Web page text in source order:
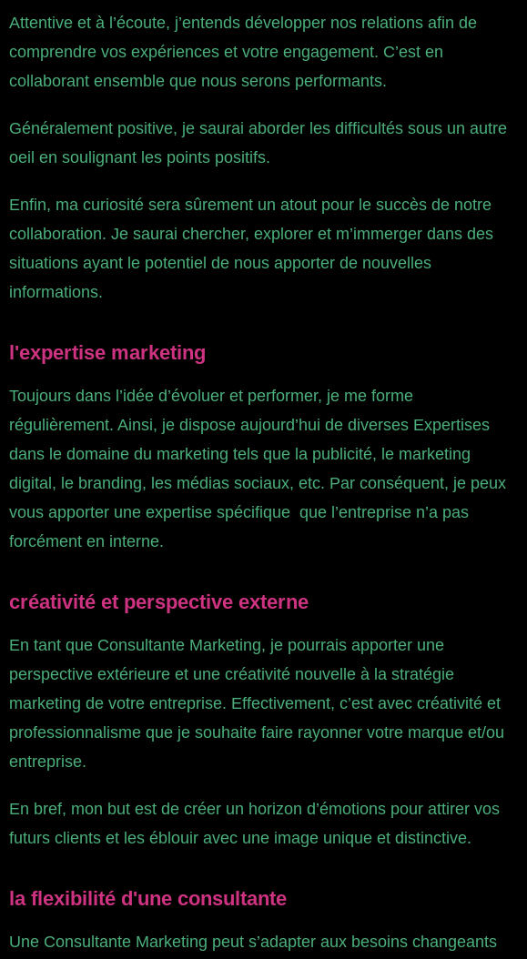
Attentive et à l’écoute, j’entends développer nos relations afin de
comprendre vos expériences et votre engagement. C’est en
collaborant ensemble que nous serons performants.
Généralement positive, je saurai aborder les difficultés sous un autre
oeil en soulignant les points positifs.
Enfin, ma curiosité sera sûrement un atout pour le succès de notre
collaboration. Je saurai chercher, explorer et m’immerger dans des
situations ayant le potentiel de nous apporter de nouvelles
informations.
l'expertise marketing
Toujours dans l’idée d’évoluer et performer, je me forme
régulièrement. Ainsi, je dispose aujourd’hui de diverses Expertises
dans le domaine du marketing tels que la publicité, le marketing
digital, le branding, les médias sociaux, etc. Par conséquent, je peux
vous apporter une expertise spécifique que l’entreprise n’a pas
forcément en interne.
créativité et perspective externe
En tant que Consultante Marketing, je pourrais apporter une
perspective extérieure et une créativité nouvelle à la stratégie
marketing de votre entreprise. Effectivement, c’est avec créativité et
professionnalisme que je souhaite faire rayonner votre marque et/ou
entreprise.
En bref, mon but est de créer un horizon d’émotions pour attirer vos
futurs clients et les éblouir avec une image unique et distinctive.
la flexibilité d'une consultante
Une Consultante Marketing peut s’adapter aux besoins changeants